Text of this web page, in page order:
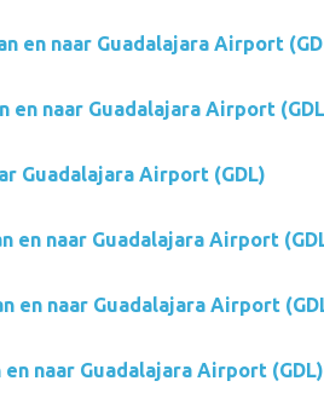
en naar Guadalajara Airport
naar Guadalajara Airport
Guadalajara Airport (GDL)
en naar Guadalajara Airport
en naar Guadalajara Airport
naar Guadalajara Airport (GDL)